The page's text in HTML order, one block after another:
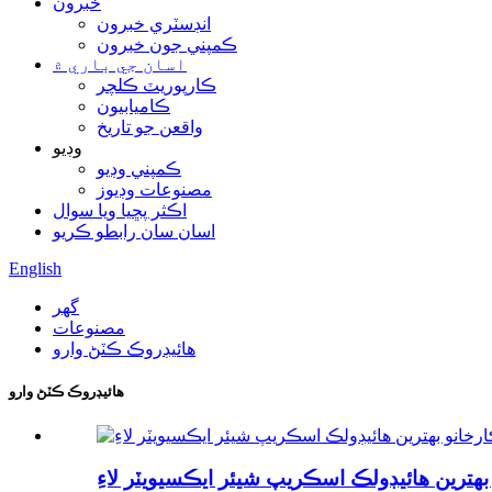
انڊسٽري خبرون
ڪمپني جون خبرون
اسان جي باري ۾
ڪارپوريٽ ڪلچر
ڪاميابيون
واقعن جو تاريخ
وڊيو
ڪمپني وڊيو
مصنوعات وڊيوز
اڪثر پڇيا ويا سوال
اسان سان رابطو ڪريو
English
گھر
مصنوعات
هائيڊروڪ ڪٽڻ وارو
هائيڊروڪ ڪٽڻ وارو
هائيڊولڪ اسڪريپ شيئر ايڪسيويٽر لاءِ